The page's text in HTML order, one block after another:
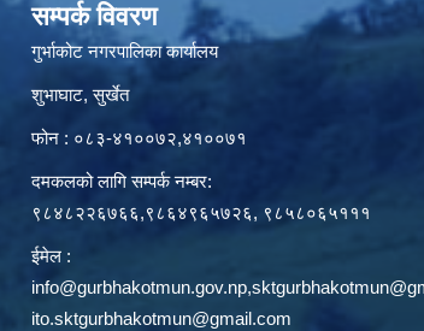
सम्पर्क विवरण
गुर्भाकोट नगरपालिका कार्यालय
शुभाघाट, सुर्खेत
फोन : ०८३-४१००७२,४१००७१
दमकलको लागि सम्पर्क नम्बर:
९८४८२२६७६६,९८६४९६५७२६, ९८५८०६५१११
ईमेल :
info@gurbhakotmun.gov.np,
ito.sktgurbhakotmun@gmail.com